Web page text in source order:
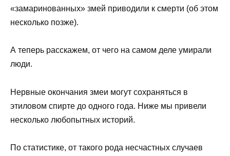
«замаринованных» змей приводили к смерти (об этом
несколько позже).
А теперь расскажем, от чего на самом деле умирали
люди.
Нервные окончания змеи могут сохраняться в
этиловом спирте до одного года. Ниже мы привели
несколько любопытных историй.
По статистике, от такого рода несчастных случаев